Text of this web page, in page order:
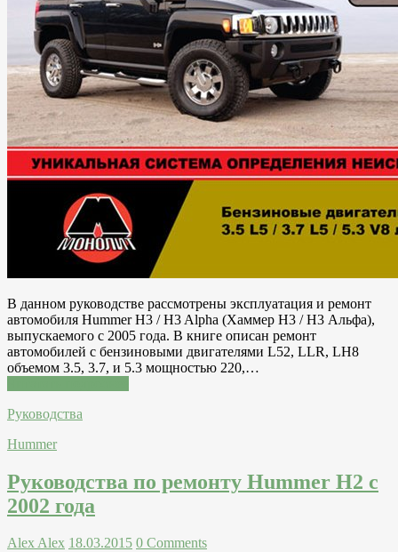
В данном руководстве рассмотрены эксплуатация и ремонт
автомобиля Hummer H3 / H3 Alpha (Хаммер Н3 / Н3 Альфа),
выпускаемого с 2005 года. В книге описан ремонт
автомобилей с бензиновыми двигателями L52, LLR, LH8
объемом 3.5, 3.7, и 5.3 мощностью 220,…
Руководства
Hummer
Руководства по ремонту Hummer H2 c
2002 года
Alex Alex 18.03.2015 0 Comments